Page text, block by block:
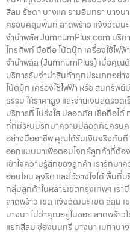
สีลม รัชดา บางแค รามอินทรา บาง
ครอบคลุมพื้นที่ ลาดพร้าว แจ้งวัฒนะ
จำนำพลัส JumnumPlus.com บริก
โทรศัพท์ มือถือ โน้ตบุ๊ก เครื่องใช้ไฟ
จำนำพลัส (JumnumPlus) เมื่อคุณต้
บริการรับจำนำสินค้าทุกประเภทอย่
โน้ตบุ๊ก เครื่องใช้ไฟฟ้า หรือ สินทรัพ
ธรรม ให้ราคาสูง และจ่ายเงินสดรวด
บริการที่ โปร่งใส ปลอดภัย เชื่อถือไ
ที่ที่มีระบบรักษาความปลอดภัยครบ
อย่างมืออาชีพ คุณได้รับเงินจริงทันที
ออกแบบมาเพื่อตอบโจทย์ลูกค้าที่ต้อ
เข้าใจความรู้สึกของลูกค้า เรารักษ
อ่อนโยน สุจริต และไว้วางใจได้ พื้น
กลุ่มลูกค้าในหลายเขตกรุงเทพฯ เร
ลาดพร้าว เขต แจ้งวัฒนะ เขต สีลม เ
บางนา ไม่ว่าคุณอยู่ในซอย ลาดพร้าว
แยกสีลม ช่องนนทรี บางนา เมกาบา